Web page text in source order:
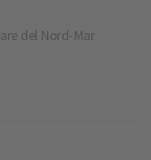
del Nord-Mar